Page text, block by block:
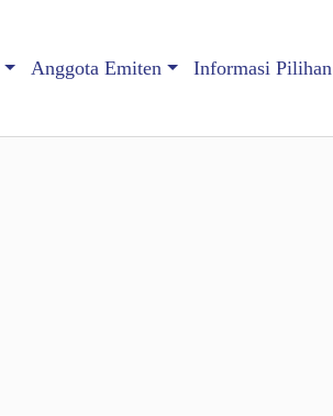
Anggota Emiten Informasi Pilihan